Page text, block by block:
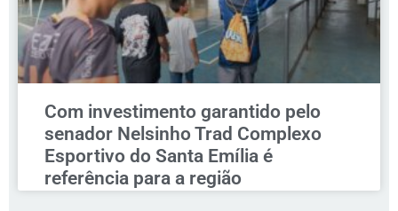
Com investimento garantido pelo
senador Nelsinho Trad Complexo
Esportivo do Santa Emília é
referência para a região